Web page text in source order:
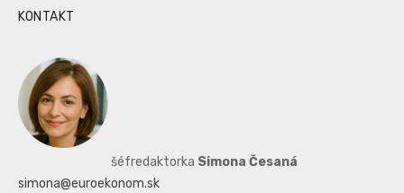
KONTAKT
šéfredaktorka Simona Česaná
simona@euroekonom.sk